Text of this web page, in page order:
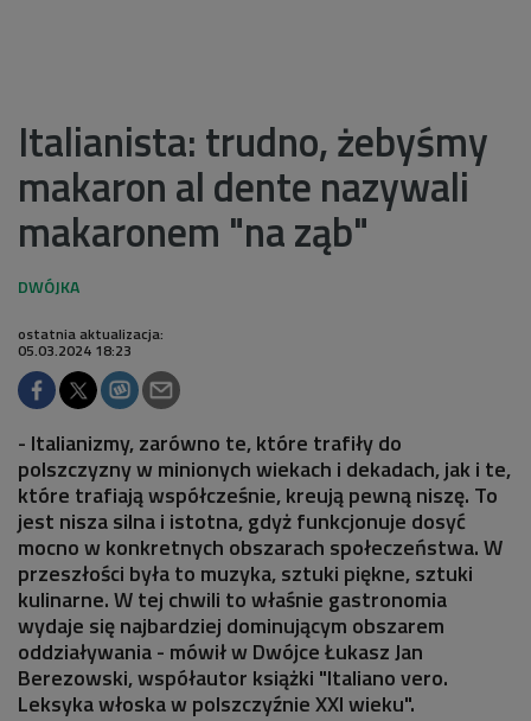
Italianista: trudno, żebyśmy
makaron al dente nazywali
makaronem "na ząb"
ostatnia aktualizacja:
05.03.2024 18:23
- Italianizmy, zarówno te, które trafiły do
polszczyzny w minionych wiekach i dekadach, jak i te,
które trafiają współcześnie, kreują pewną niszę. To
jest nisza silna i istotna, gdyż funkcjonuje dosyć
mocno w konkretnych obszarach społeczeństwa. W
przeszłości była to muzyka, sztuki piękne, sztuki
kulinarne. W tej chwili to właśnie gastronomia
wydaje się najbardziej dominującym obszarem
oddziaływania - mówił w Dwójce Łukasz Jan
Berezowski, współautor książki "Italiano vero.
Leksyka włoska w polszczyźnie XXI wieku".